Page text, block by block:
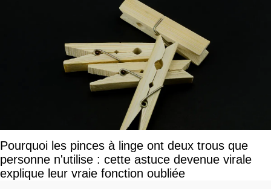
Pourquoi les pinces à linge ont deux trous que
personne n'utilise : cette astuce devenue virale
explique leur vraie fonction oubliée